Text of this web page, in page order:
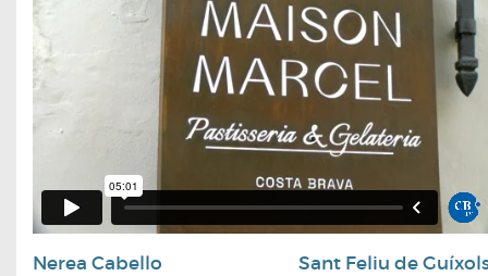
Nerea Cabello
Sant Feliu de